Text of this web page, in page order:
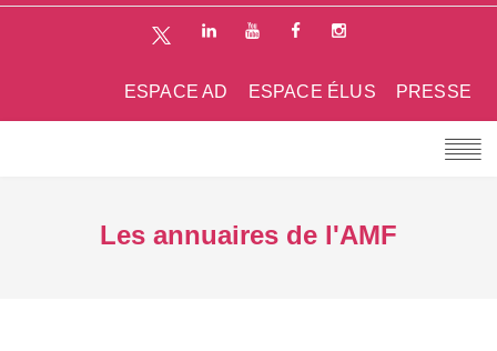
PRESSE
ESPACE ÉLUS
ESPACE AD
Les annuaires de l'AMF